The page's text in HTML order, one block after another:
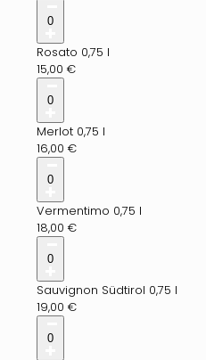
0
Rosato 0,75 l
15,00 €
0
Merlot 0,75 l
16,00 €
0
Vermentimo 0,75 l
18,00 €
0
Sauvignon Südtirol 0,75 l
19,00 €
0